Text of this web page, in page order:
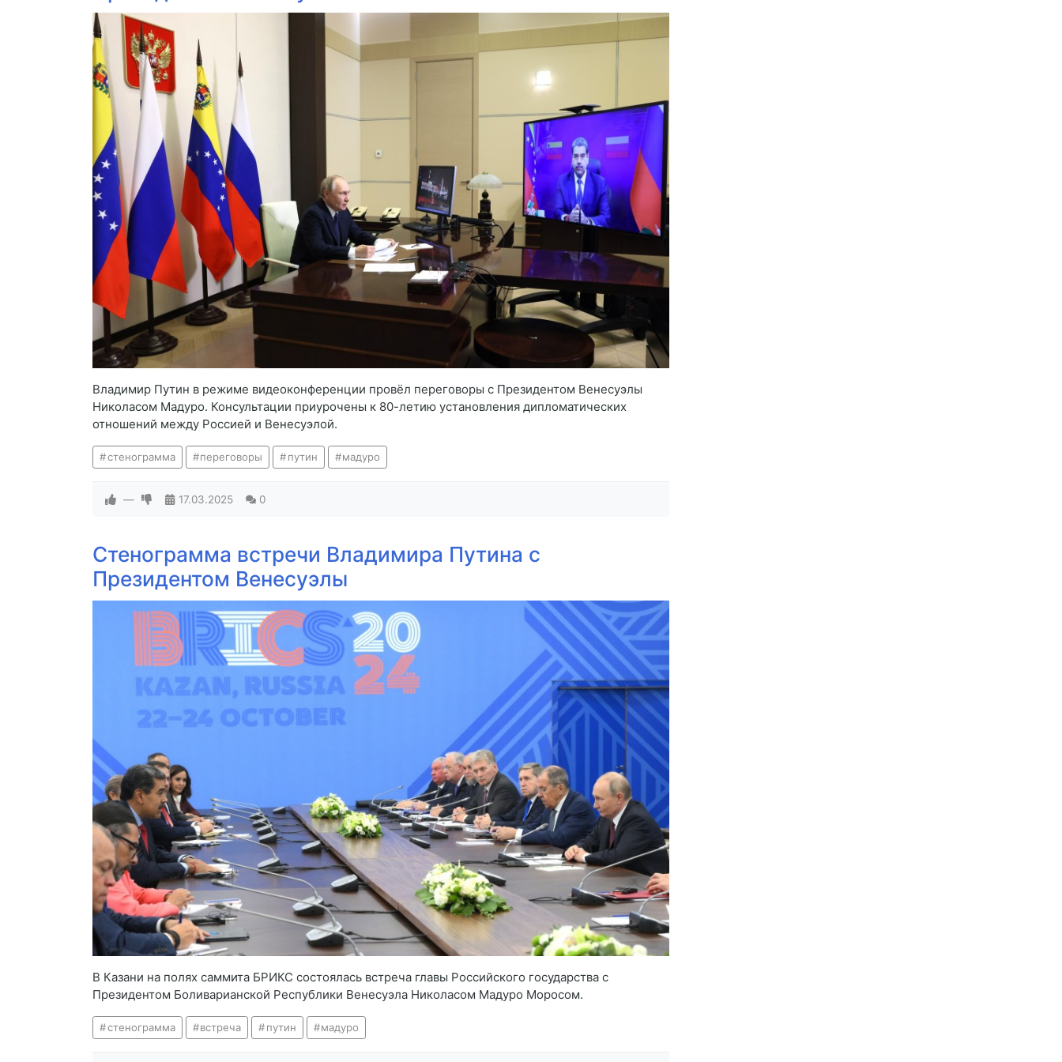
Владимир Путин в режиме видеоконференции провёл переговоры с Президентом Венесуэлы
Николасом Мадуро. Консультации приурочены к 80-летию установления дипломатических
отношений между Россией и Венесуэлой.
стенограмма переговоры путин мадуро
— 17.03.2025 0
Стенограмма встречи Владимира Путина с
Президентом Венесуэлы
В Казани на полях саммита БРИКС состоялась встреча главы Российского государства с
Президентом Боливарианской Республики Венесуэла Николасом Мадуро Моросом.
стенограмма встреча путин мадуро